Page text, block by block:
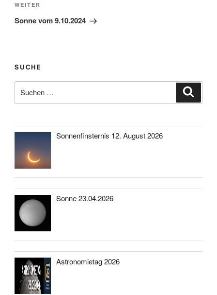
Nächster
Beitrag
WEITER
Sonne vom 9.10.2024
SUCHE
nach:
Sonnenfinsternis 12. August 2026
Sonne 23.04.2026
Astronomietag 2026